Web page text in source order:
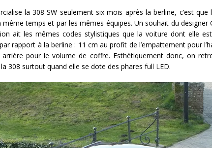
la 308 SW seulement six mois après la berline, c’est
temps et par les mêmes équipes. Un souhait du designer
ait les mêmes codes stylistiques que la voiture dont elle
rapport à la berline : 11 cm au profit de l’empattement pour
pour le volume de coffre. Esthétiquement donc, on
308 surtout quand elle se dote des phares full LED.